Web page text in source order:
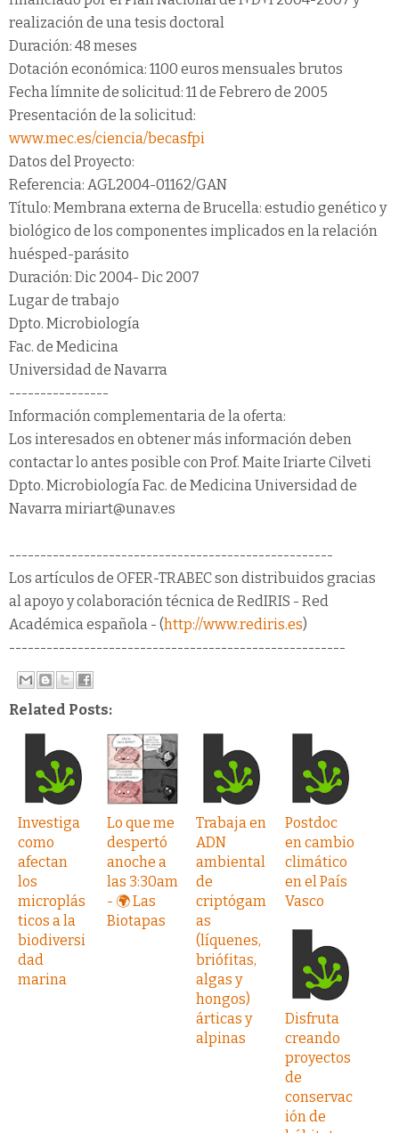
realización de una tesis doctoral
Duración: 48 meses
Dotación económica: 1100 euros mensuales brutos
Fecha límnite de solicitud: 11 de Febrero de 2005
Presentación de la solicitud:
www.mec.es/ciencia/becasfpi
Datos del Proyecto:
Referencia: AGL2004-01162/GAN
Título: Membrana externa de Brucella: estudio genético y
biológico de los componentes implicados en la relación
huésped-parásito
Duración: Dic 2004- Dic 2007
Lugar de trabajo
Dpto. Microbiología
Fac. de Medicina
Universidad de Navarra
----------------
Información complementaria de la oferta:
Los interesados en obtener más información deben
contactar lo antes posible con Prof. Maite Iriarte Cilveti
Dpto. Microbiología Fac. de Medicina Universidad de
Navarra miriart@unav.es
----------------------------------------------------
Los artículos de OFER-TRABEC son distribuidos gracias
al apoyo y colaboración técnica de RedIRIS - Red
Académica española - (http://www.rediris.es)
------------------------------------------------------
Related Posts:
Investiga
como
afectan
los
microplás
ticos a la
biodiversi
dad
marina
Lo que me
despertó
anoche a
las 3:30am
- 🌍 Las
Biotapas
Trabaja en
ADN
ambiental
de
criptógam
as
(líquenes,
briófitas,
algas y
hongos)
árticas y
alpinas
Postdoc
en cambio
climático
en el País
Vasco
Disfruta
creando
proyectos
de
conservac
ión de